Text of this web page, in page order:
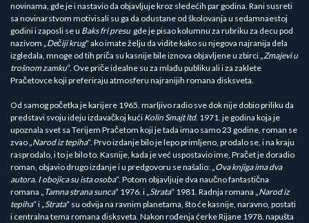
novinama, gde je i nastavio da objavljuje kroz sledećih par godina. Rani susreti
sa novinarstvom motivisali su ga da odustane od školovanja u sedamnaestoj
godini i zaposli se u Baks fri presugde je pisao kolumnu za rubriku za decu pod
nazivom „Dečiji krug“ ako imate želju da vidite kako su njegova najranija dela
izgledala, mnoge od tih priča su kasnije bile iznova objavljene u zbirci „Zmajevi u
trošnom zamku“. Ove priče idealne su za mlađu publiku ali i za zaklete
Pračetovce koji preferiraju atmosferu najranijih romana disksveta.
Od samog početka je karijere 1965. marljivo radio sve dok nije dobio priliku da
predstavi svoju ideju izdavačkoj kući Kolin Smajt ltd. 1971. je godina koja je
upoznala svet sa Terijem Pračetom koji je tada imao samo 23 godine, roman se
zvao „Narod iz tepiha“. Prvo izdanje bilo je lepo primljeno, prodalo se, i na kraju
rasprodalo, i to je bilo to. Kasnije, kada je već uspostavio ime, Pračet je doradio
roman, objavio drugo izdanje i u predgovoru se našalio: „Ova knjiga ima dva
autora. I obojica su ista osoba“. Potom objavljuje dva naučno fantastična
romana „ Tamna strana sunca“ 1976. i „Strata“ 1981. Radnja romana „Narod iz
tepiha“ i „Strata“ su odvija na ravnim planetama, što će kasnije, naravno, postati
i centralna tema romana disksveta. Nakon rođenja ćerke Rijane 1978. napušta